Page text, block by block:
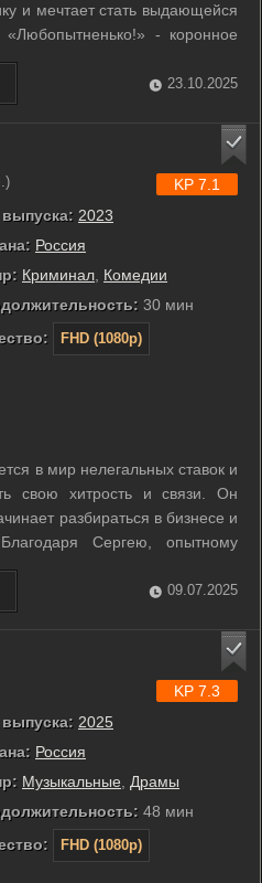
и мечтает стать выдающейся
- коронное
лето к бабушке и дедушке в
сталкивается с массой
берется за ...
23.10.2025
выпуска: 2023
Россия
Криминал Комедии
30 мин
FHD (1080p)
KP 7.1
в мир нелегальных ставок и
свою хитрость и связи. Он
разбираться в бизнесе и
Сергею, опытному
авторитетов и
чтобы прикрыть
09.07.2025
выпуска: 2025
Россия
Музыкальные
Драмы
48 мин
FHD (1080p)
KP 7.3